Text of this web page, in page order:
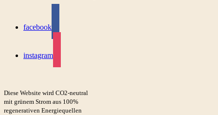
facebook
instagram
Diese Website wird CO2-neutral
mit grünem Strom aus 100%
regenerativen Energiequellen